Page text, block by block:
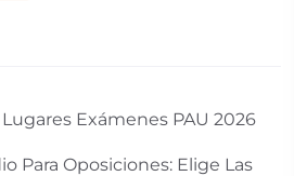
Lugares Exámenes PAU 2026
Para Oposiciones: Elige Las